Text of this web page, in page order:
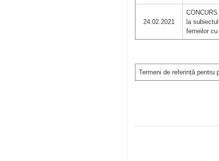
24.02.2021
la
femeilor
Termeni de referință pentru